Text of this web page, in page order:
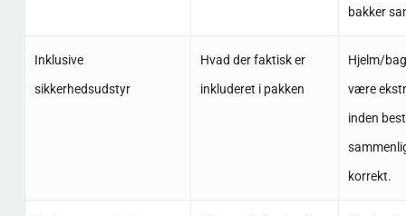
bakker
Inklusive
sikkerhedsudstyr
Hvad der faktisk er
inkluderet i pakken
Hjelm/
være
inden
korrekt.